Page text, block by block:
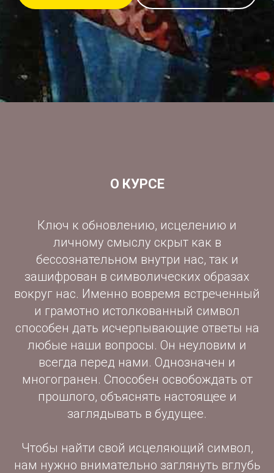
О КУРСЕ
Ключ к обновлению, исцелению и
личному смыслу скрыт как в
бессознательном внутри нас, так и
зашифрован в символических образах
вокруг нас. Именно вовремя встреченный
и грамотно истолкованный символ
способен дать исчерпывающие ответы на
любые наши вопросы. Он неуловим и
всегда перед нами. Однозначен и
многогранен. Способен освобождать от
прошлого, объяснять настоящее и
заглядывать в будущее.
Чтобы найти свой исцеляющий символ,
нам нужно внимательно заглянуть вглубь